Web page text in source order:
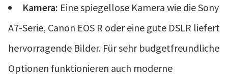
Kamera: Eine spiegellose Kamera wie die Sony
A7-Serie, Canon EOS R oder eine gute DSLR liefert
hervorragende Bilder. Für sehr budgetfreundliche
Optionen funktionieren auch moderne